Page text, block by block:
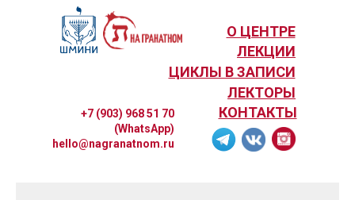
О ЦЕНТРЕ
ЛЕКЦИИ
ЦИКЛЫ В ЗАПИСИ
ЛЕКТОРЫ
КОНТАКТЫ
+7 (903) 968 51 70
(WhatsApp)
hello@nagranatnom.ru